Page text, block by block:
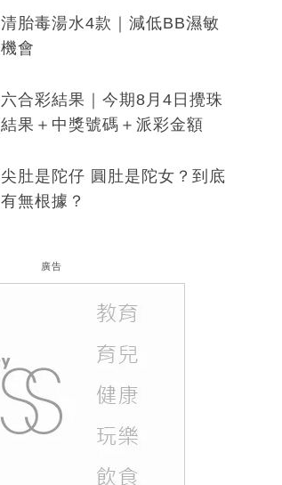
清胎毒湯水4款｜減低BB濕敏
機會
六合彩結果｜今期8月4日攪珠
結果＋中獎號碼＋派彩金額
尖肚是陀仔 圓肚是陀女？到底
有無根據？
廣告